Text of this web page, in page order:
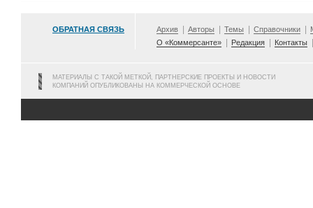
ОБРАТНАЯ СВЯЗЬ Архив Авторы Темы Справочники
О «Коммерсанте»
Редакция Контакты
МАТЕРИАЛЫ С ТАКОЙ МЕТКОЙ, ПАРТНЕРСКИЕ ПРОЕКТЫ И НОВОСТИ
КОМПАНИЙ ОПУБЛИКОВАНЫ НА КОММЕРЧЕСКОЙ ОСНОВЕ